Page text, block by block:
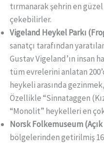
tırmanarak şehrin en
çekebilirler.
Vigeland Heykel Parkı
sanatçı tarafından
Gustav Vigeland’ın insan
tüm evrelerini anlatan
heykeli arasında
Özellikle “Sinnataggen
“Monolit” heykelleri en
Norsk Folkemuseum
bölgelerinden getirilmiş